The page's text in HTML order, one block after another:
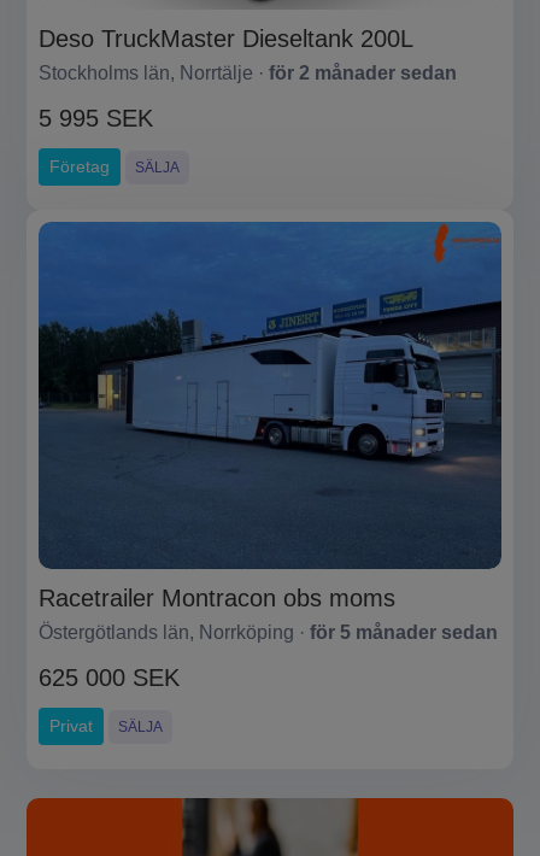
Deso TruckMaster Dieseltank 200L
Stockholms län, Norrtälje · för 2 månader sedan
5 995 SEK
Företag SÄLJA
Racetrailer Montracon obs moms
Östergötlands län, Norrköping · för 5 månader sedan
625 000 SEK
Privat SÄLJA